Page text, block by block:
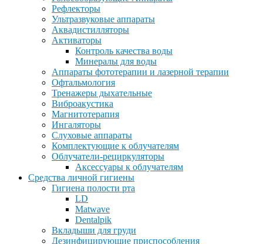
Рефлекторы
Ультразвуковые аппараты
Аквадистилляторы
Активаторы
Контроль качества воды
Минералы для воды
Аппараты фототерапии и лазерной терапии
Офтальмология
Тренажеры дыхательные
Виброакустика
Магнитотерапия
Ингаляторы
Слуховые аппараты
Комплектующие к облучателям
Облучатели-рециркуляторы
Аксессуары к облучателям
Средства личной гигиены
Гигиена полости рта
LD
Matwave
Dentalpik
Вкладыши для груди
Дезинфицирующие приспособления